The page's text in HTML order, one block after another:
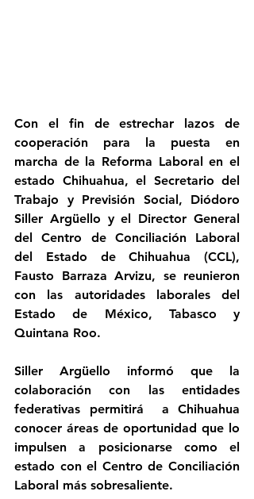
Con el fin de estrechar lazos de
cooperación para la puesta en
marcha de la Reforma Laboral en el
estado Chihuahua, el Secretario del
Trabajo y Previsión Social, Diódoro
Siller Argüello y el Director General
del Centro de Conciliación Laboral
del Estado de Chihuahua (CCL),
Fausto Barraza Arvizu, se reunieron
con las autoridades laborales del
Estado de México, Tabasco y
Quintana Roo.
Siller Argüello informó que la
colaboración con las entidades
federativas permitirá  a Chihuahua
conocer áreas de oportunidad que lo
impulsen a posicionarse como el
estado con el Centro de Conciliación
Laboral más sobresaliente.